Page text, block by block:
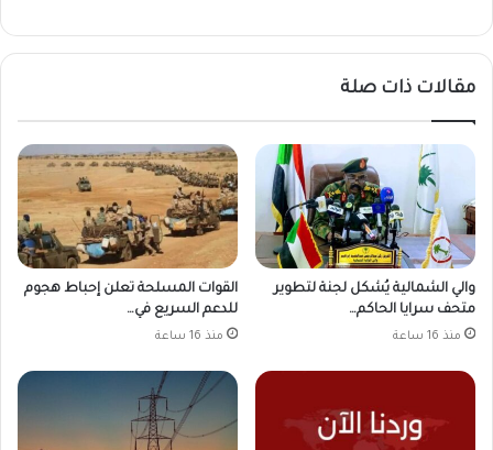
مقالات ذات صلة
والي الشمالية يُشكل لجنة لتطوير
متحف سرايا الحاكم…
منذ 16 ساعة
القوات المسلحة تعلن إحباط هجوم
للدعم السريع في…
منذ 16 ساعة